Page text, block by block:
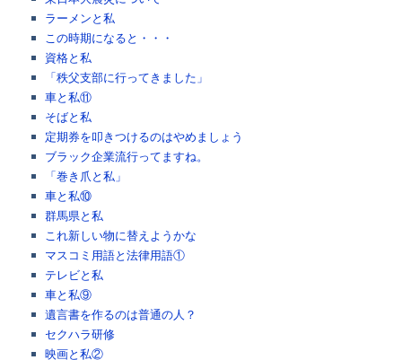
ラーメンと私
この時期になると・・・
資格と私
「秩父支部に行ってきました」
車と私⑪
そばと私
定期券を叩きつけるのはやめましょう
ブラック企業流行ってますね。
「巻き爪と私」
車と私⑩
群馬県と私
これ新しい物に替えようかな
マスコミ用語と法律用語①
テレビと私
車と私⑨
遺言書を作るのは普通の人？
セクハラ研修
映画と私②